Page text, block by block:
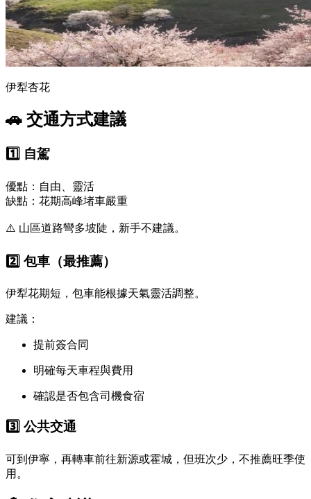
伊犁杏花
🚗 交通方式建議
1️⃣ 自駕
優點：自由、靈活
缺點：花期高峰堵車嚴重
⚠️ 山區道路彎多坡陡，新手不建議。
2️⃣ 包車（最推薦）
伊犁花期短，包車能根據天氣靈活調整。
建議：
提前簽合同
明確每天車程與費用
確認是否包含司機食宿
3️⃣ 公共交通
可到伊寧，再轉車前往新源或霍城，但班次少，不推薦旺季使
用。